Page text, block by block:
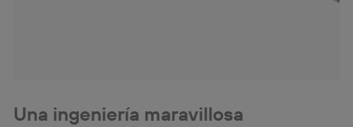
Una ingeniería maravillosa